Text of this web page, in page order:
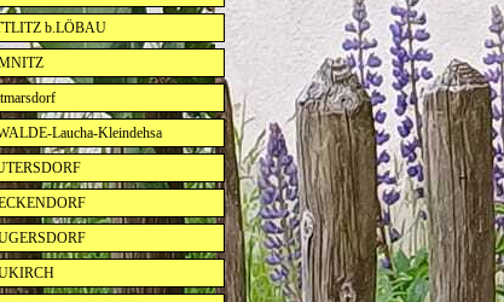
b.LÖBAU
Laucha-Kleindehsa